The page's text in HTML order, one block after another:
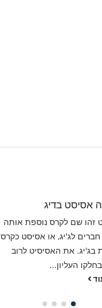
אסיסט בדיג
זהו שם לקרס נוספת אותה
חברים לג'יג, או אסיסט כקרס
בג'יג. את האסיסיט לרוב
העליון...